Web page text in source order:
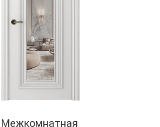
Межкомнатная